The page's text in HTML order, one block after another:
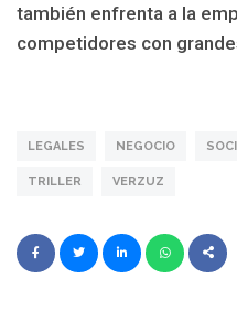
también enfrenta a la
competidores con
LEGALES NEGOCIO
TRILLER VERZUZ